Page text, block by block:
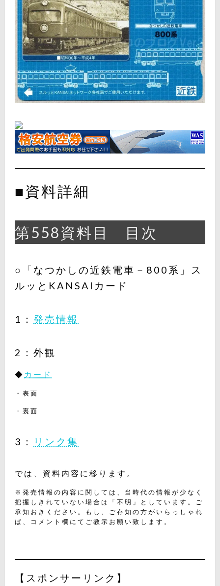
■資料詳細
第558資料目 目次
○「なつかしの近鉄電車－800系」ス
ルッとKANSAIカード
1： 発売情報
2：外観
◆ カード
・表面
・裏面
3： リンク集
では、資料内容に移ります。
※発売情報の内容に関しては、当時代の情報が少なく
把握しきれていない場合は「不明」としています。ご
承知おきください。もし、ご存知の方がいらっしゃれ
ば、コメント欄にてご教示お願い致します。
【スポンサーリンク】